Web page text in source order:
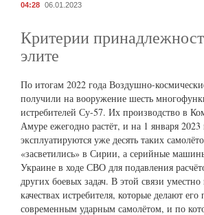
04:28 06.01.2023
Критерии
элите
По итогам 2022 года Воздушно-
получили на вооружение шесть
истребителей Су-57. Их производство в
Амуре ежегодно растёт, и на 1 января
эксплуатируются уже десять таких
«засветились» в Сирии, а серийные
Украине в ходе СВО для подавления
других боевых задач. В этой связи
качествах истребителя, которые делают
современным ударным самолётом, и по